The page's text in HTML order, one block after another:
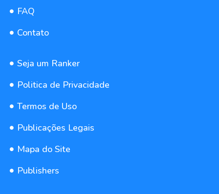
FAQ
Contato
Seja um Ranker
Politica de Privacidade
Termos de Uso
Publicações Legais
Mapa do Site
Publishers